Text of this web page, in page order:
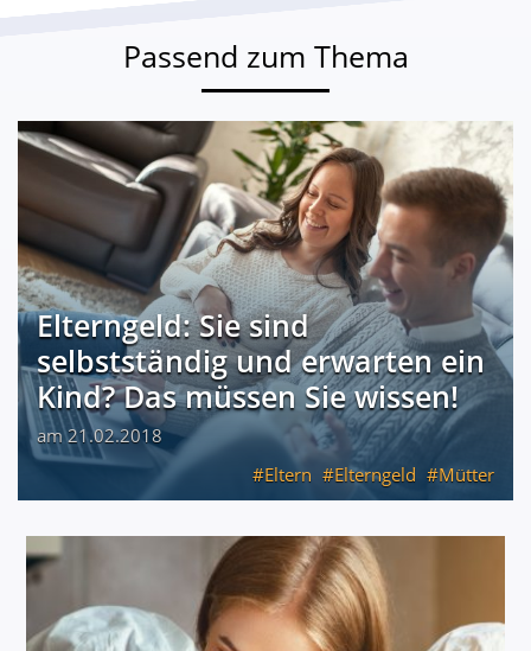
Passend zum Thema
Elterngeld: Sie sind
selbstständig und erwarten ein
Kind? Das müssen Sie wissen!
am 21.02.2018
Eltern
Elterngeld Mütter